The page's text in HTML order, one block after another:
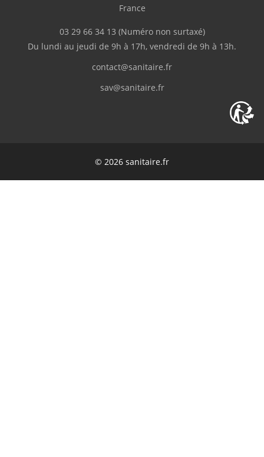
France
03 29 66 34 13 (Numéro non surtaxé)
Du lundi au jeudi de 9h à 17h, vendredi de 9h à 13h.
contact@sanitaire.fr
sav@sanitaire.fr
© 2026 sanitaire.fr